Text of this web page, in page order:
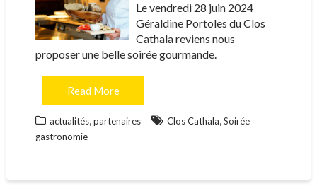
Le vendredi 28 juin 2024
Géraldine Portoles du Clos
Cathala reviens nous
proposer une belle soirée gourmande.
Read More
actualités,partenaires Clos Cathala,Soirée
gastronomie